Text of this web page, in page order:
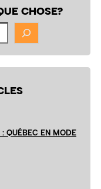
CHOSE?
QUÉBEC EN MODE